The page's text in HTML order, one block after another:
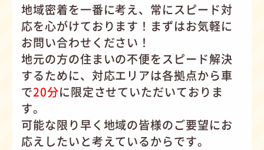
地域密着を一番に考え、常にスピード対
応を心がけております！まずはお気軽に
お問い合わせください！
地元の方の住まいの不便をスピード解決
するために、対応エリアは各拠点から車
で20分に限定させていただいておりま
す。
可能な限り早く地域の皆様のご要望にお
応えしたいと考えているからです。